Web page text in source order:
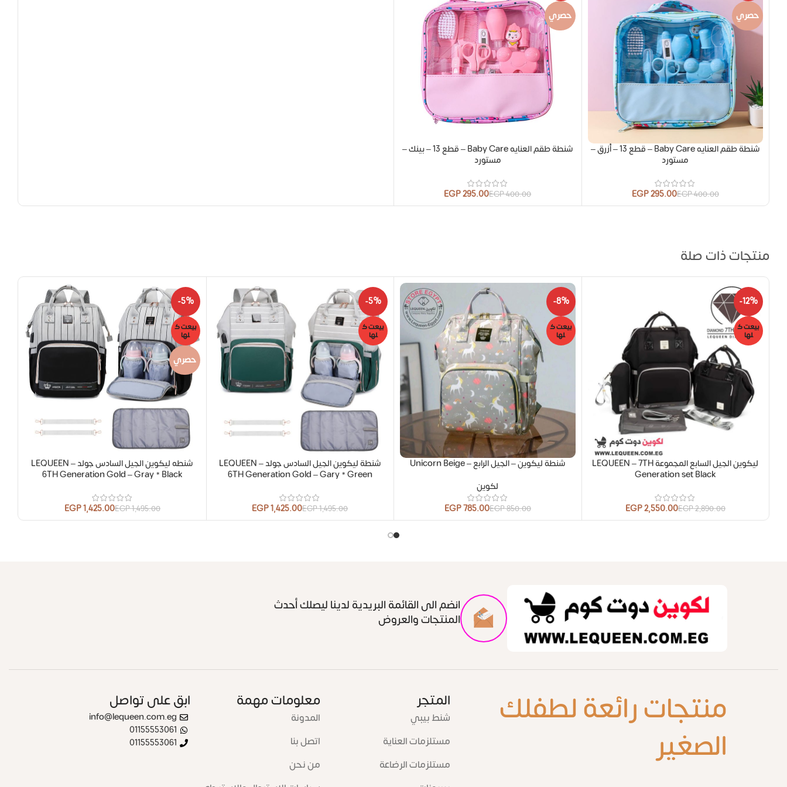
حصري
شنطة طقم العنايه Baby Care – قطع 13 – أزرق –
مستورد
400.00
EGP
295.00
EGP
حصري
شنطة طقم العنايه Baby Care – قطع 13 – بينك –
مستورد
400.00
EGP
295.00
EGP
منتجات ذات صلة
-12%
بيعت ك
لها
ليكوين الجيل السابع المجموعة LEQUEEN – 7TH
Generation set Black
2,890.00
EGP
2,550.00
EGP
-8%
بيعت ك
لها
شنطة ليكوين – الجيل الرابع – Unicorn Beige
لكوين
850.00
EGP
785.00
EGP
-5%
بيعت ك
لها
شنطة ليكوين الجيل السادس جولد LEQUEEN –
6TH Generation Gold – Gary * Green
1,495.00
EGP
1,425.00
EGP
-5%
بيعت ك
لها
حصري
شنطه ليكوين الجيل السادس جولد LEQUEEN –
6TH Generation Gold – Gray * Black
1,495.00
EGP
1,425.00
EGP
انضم الى القائمة البريدية لدينا ليصلك أحدث
المنتجات والعروض
منتجات رائعة لطفلك
الصغير
المتجر
شنط بيبي
مستلزمات العناية
مستلزمات الرضاعة
معلومات مهمة
المدونة
اتصل بنا
من نحن
ابق على تواصل
info@lequeen.com.eg
01155553061
01155553061